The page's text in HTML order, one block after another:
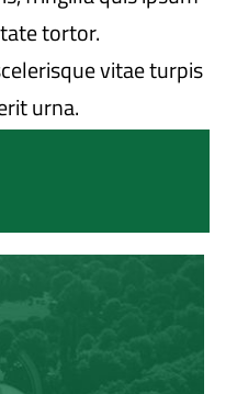
tortor.
vitae turpis
urna.